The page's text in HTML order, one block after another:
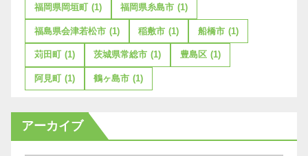
福岡県岡垣町 (1) 福岡県糸島市 (1)
福島県会津若松市 (1) 稲敷市 (1) 船橋市 (1)
苅田町 (1) 茨城県常総市 (1) 豊島区 (1)
阿見町 (1) 鶴ヶ島市 (1)
アーカイブ